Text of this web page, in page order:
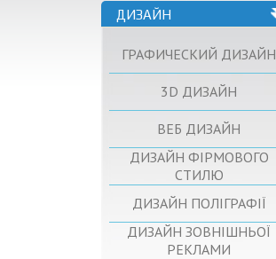
ДИЗАЙН
ГРАФИЧЕСКИЙ ДИЗАЙН
3D ДИЗАЙН
ВЕБ ДИЗАЙН
ДИЗАЙН ФІРМОВОГО
СТИЛЮ
ДИЗАЙН ПОЛІГРАФІЇ
ДИЗАЙН ЗОВНІШНЬОЇ
РЕКЛАМИ